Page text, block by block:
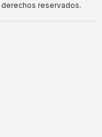
reservados.